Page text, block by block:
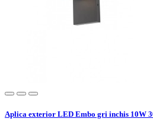
Aplica exterior LED Embo gri inchis 10W